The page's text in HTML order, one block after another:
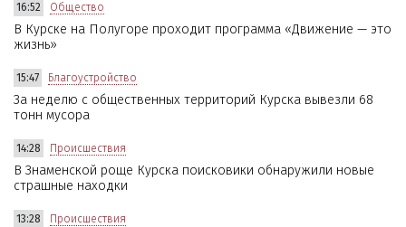
16:52 Общество
В Курске на Полугоре проходит программа «Движение — это
жизнь»
15:47 Благоустройство
За неделю с общественных территорий Курска вывезли 68
тонн мусора
14:28 Происшествия
В Знаменской роще Курска поисковики обнаружили новые
страшные находки
13:28 Происшествия